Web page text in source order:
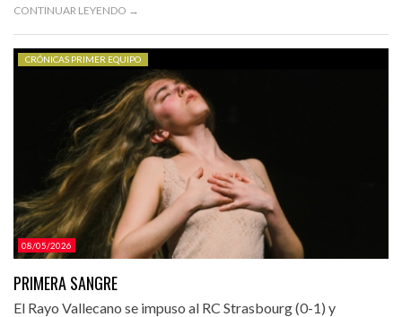
CONTINUAR LEYENDO →
08/05/2026
CRÓNICAS PRIMER EQUIPO
PRIMERA SANGRE
El Rayo Vallecano se impuso al RC Strasbourg (0-1) y